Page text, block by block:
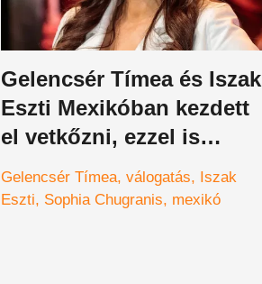
Gelencsér Tímea és Iszak
Eszti Mexikóban kezdett
el vetkőzni, ezzel is
bizonyítva, hogy a
magyar lányok igazi
Gelencsér Tímea válogatás
Iszak
Eszti
Sophia Chugranis mexikó